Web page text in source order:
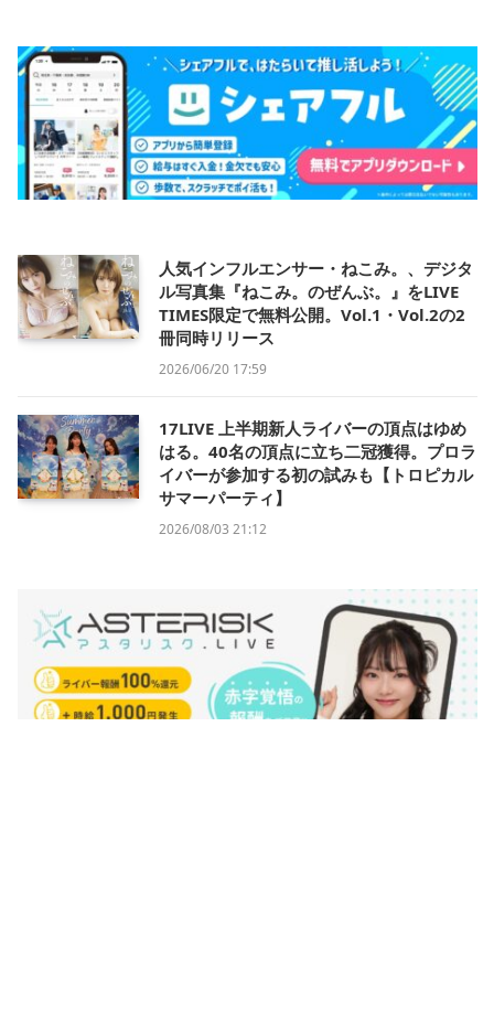
人気インフルエンサー・ねこみ。、デジタ
ル写真集『ねこみ。のぜんぶ。』をLIVE
TIMES限定で無料公開。Vol.1・Vol.2の2
冊同時リリース
2026/06/20 17:59
17LIVE 上半期新人ライバーの頂点はゆめ
はる。40名の頂点に立ち二冠獲得。プロラ
イバーが参加する初の試みも【トロピカル
サマーパーティ】
2026/08/03 21:12